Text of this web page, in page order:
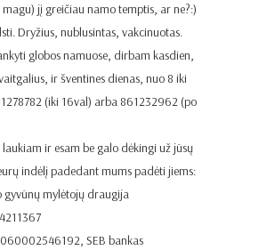
jį greičiau namo temptis, ar ne?:)
Dryžius, nublusintas, vakcinuotas.
globos namuose, dirbam kasdien,
ir šventines dienas, nuo 8 iki
(iki 16val) arba 861232962 (po
laukiam ir esam be galo dėkingi už jūsų
indėlį padedant mums padėti jiems:
gyvūnų mylėtojų draugija
SEB bankas